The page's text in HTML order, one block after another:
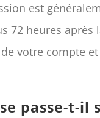
est
72 heures après
votre compte
passe-t-il